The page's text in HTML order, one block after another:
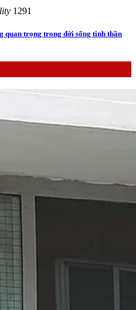
1291
quan trọng trong đời sống tinh thần